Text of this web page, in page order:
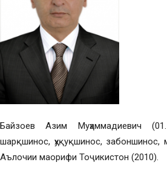
Байзоев Азим Муҳаммадиевич
шарқшинос, ҳуқуқшинос, забоншинос,
Аълочии маорифи Тоҷикистон (2010).